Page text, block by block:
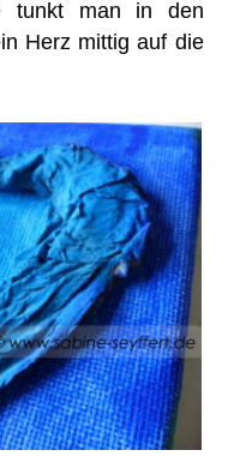
tunkt man in den
Herz mittig auf die